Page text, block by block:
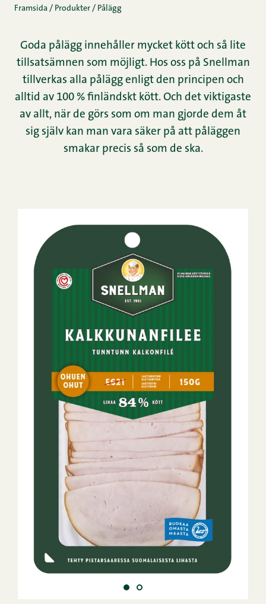
Framsida / Produkter / Pålägg
Goda pålägg innehåller mycket kött och så lite
tillsatsämnen som möjligt. Hos oss på Snellman
tillverkas alla pålägg enligt den principen och
alltid av 100 % finländskt kött. Och det viktigaste
av allt, när de görs som om man gjorde dem åt
sig själv kan man vara säker på att påläggen
smakar precis så som de ska.